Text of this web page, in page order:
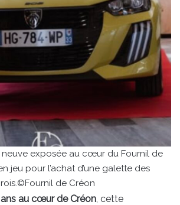
neuve exposée au cœur du Fournil de
jeu pour l’achat d’une galette des
rois.©Fournil de Créon
au cœur de Créon, cette